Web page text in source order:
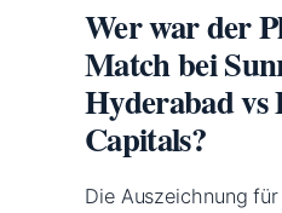
Wer war der
Match bei
Hyderabad vs
Capitals?
Die Auszeichnung